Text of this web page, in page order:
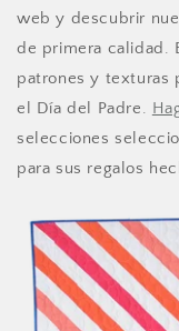
web y descubrir
de primera calidad.
patrones y texturas
el Día del Padre.
selecciones
para sus regalos